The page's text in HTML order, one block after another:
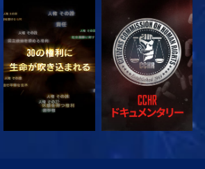
観る 観る